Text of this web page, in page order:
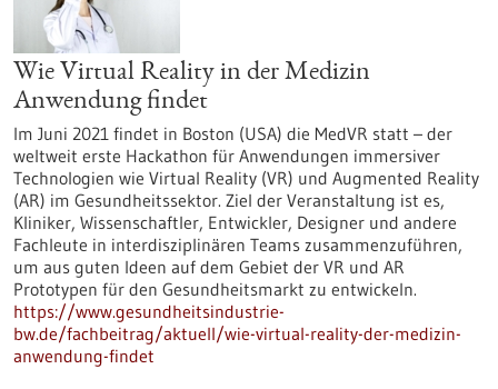
Wie Virtual Reality in der Medizin
Anwendung findet
Im Juni 2021 findet in Boston (USA) die MedVR statt – der
weltweit erste Hackathon für Anwendungen immersiver
Technologien wie Virtual Reality (VR) und Augmented Reality
(AR) im Gesundheitssektor. Ziel der Veranstaltung ist es,
Kliniker, Wissenschaftler, Entwickler, Designer und andere
Fachleute in interdisziplinären Teams zusammenzuführen,
um aus guten Ideen auf dem Gebiet der VR und AR
Prototypen für den Gesundheitsmarkt zu entwickeln.
https://www.gesundheitsindustrie-
bw.de/fachbeitrag/aktuell/wie-virtual-reality-der-medizin-
anwendung-findet